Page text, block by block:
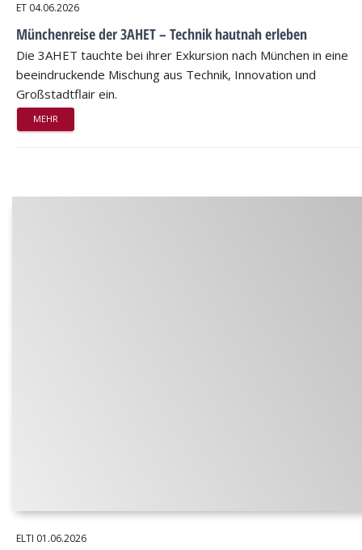
ET 04.06.2026
Münchenreise der 3AHET – Technik hautnah erleben
Die 3AHET tauchte bei ihrer Exkursion nach München in eine
beeindruckende Mischung aus Technik, Innovation und
Großstadtflair ein.
MEHR
ELTI 01.06.2026